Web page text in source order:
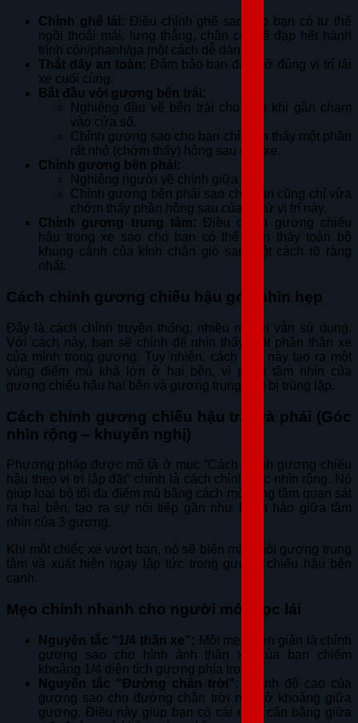
Chỉnh ghế lái: Điều chỉnh ghế sao cho bạn có tư thế
ngồi thoải mái, lưng thẳng, chân có thể đạp hết hành
trình côn/phanh/ga một cách dễ dàng.
Thắt dây an toàn: Đảm bảo bạn đang ở đúng vị trí lái
xe cuối cùng.
Bắt đầu với gương bên trái:
Nghiêng đầu về bên trái cho đến khi gần chạm
vào cửa sổ.
Chỉnh gương sao cho bạn chỉ nhìn thấy một phần
rất nhỏ (chớm thấy) hông sau của xe.
Chỉnh gương bên phải:
Nghiêng người về chính giữa xe.
Chỉnh gương bên phải sao cho bạn cũng chỉ vừa
chớm thấy phần hông sau của xe từ vị trí này.
Chỉnh gương trung tâm: Điều chỉnh gương chiếu
hậu trong xe sao cho bạn có thể nhìn thấy toàn bộ
khung cảnh của kính chắn gió sau một cách rõ ràng
nhất.
Cách chỉnh gương chiếu hậu góc nhìn hẹp
Đây là cách chỉnh truyền thống, nhiều người vẫn sử dụng.
Với cách này, bạn sẽ chỉnh để nhìn thấy một phần thân xe
của mình trong gương. Tuy nhiên, cách làm này tạo ra một
vùng điểm mù khá lớn ở hai bên, vì phần tầm nhìn của
gương chiếu hậu hai bên và gương trung tâm bị trùng lặp.
Cách chỉnh gương chiếu hậu trái và phải (Góc
nhìn rộng – khuyến nghị)
Phương pháp được mô tả ở mục “Cách chỉnh gương chiếu
hậu theo vị trí lắp đặt” chính là cách chỉnh góc nhìn rộng. Nó
giúp loại bỏ tối đa điểm mù bằng cách mở rộng tầm quan sát
ra hai bên, tạo ra sự nối tiếp gần như hoàn hảo giữa tầm
nhìn của 3 gương.
Khi một chiếc xe vượt bạn, nó sẽ biến mất khỏi gương trung
tâm và xuất hiện ngay lập tức trong gương chiếu hậu bên
cạnh.
Mẹo chỉnh nhanh cho người mới học lái
Nguyên tắc “1/4 thân xe”: Một mẹo đơn giản là chỉnh
gương sao cho hình ảnh thân xe của bạn chiếm
khoảng 1/4 diện tích gương phía trong.
Nguyên tắc “Đường chân trời”: Chỉnh độ cao của
gương sao cho đường chân trời nằm ở khoảng giữa
gương. Điều này giúp bạn có cái nhìn cân bằng giữa